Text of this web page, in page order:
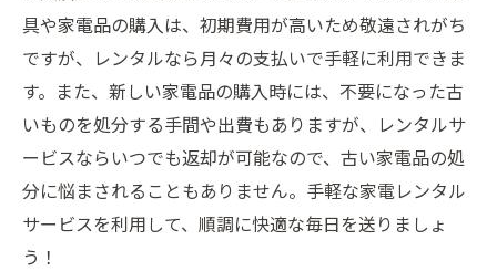
具や家電品の購入は、初期費用が高いため敬遠されがち
ですが、レンタルなら月々の支払いで手軽に利用できま
す。また、新しい家電品の購入時には、不要になった古
いものを処分する手間や出費もありますが、レンタルサ
ービスならいつでも返却が可能なので、古い家電品の処
分に悩まされることもありません。手軽な家電レンタル
サービスを利用して、順調に快適な毎日を送りましょ
う！